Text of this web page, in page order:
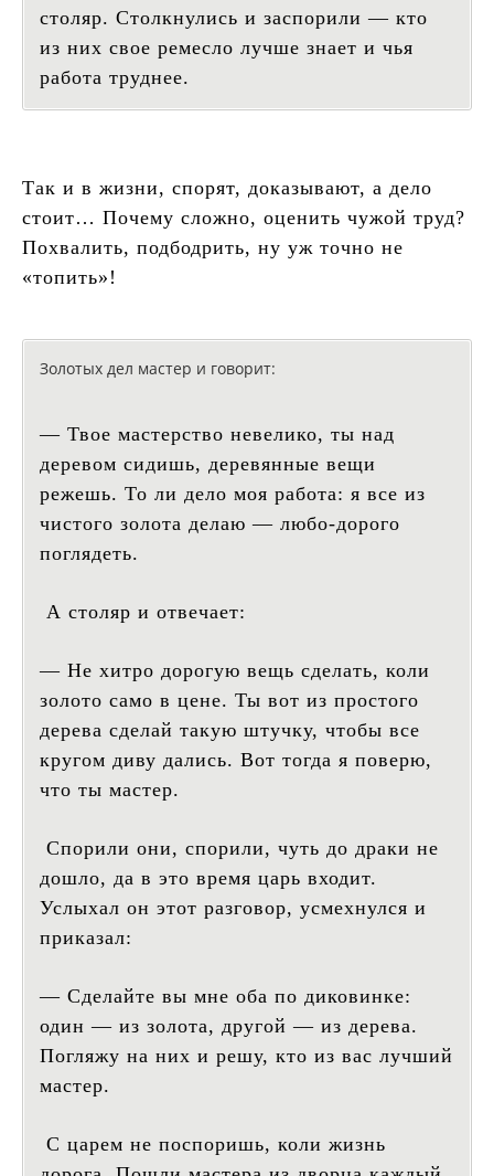
столяр. Столкнулись и заспорили — кто
из них свое ремесло лучше знает и чья
работа труднее.
Так и в жизни, спорят, доказывают, а дело
стоит… Почему сложно, оценить чужой труд?
Похвалить, подбодрить, ну уж точно не
«топить»!
Золотых дел мастер и говорит:
— Твое мастерство невелико, ты над
деревом сидишь, деревянные вещи
режешь. То ли дело моя работа: я все из
чистого золота делаю — любо-дорого
поглядеть.
А столяр и отвечает:
— Не хитро дорогую вещь сделать, коли
золото само в цене. Ты вот из простого
дерева сделай такую штучку, чтобы все
кругом диву дались. Вот тогда я поверю,
что ты мастер.
Спорили они, спорили, чуть до драки не
дошло, да в это время царь входит.
Услыхал он этот разговор, усмехнулся и
приказал:
— Сделайте вы мне оба по диковинке:
один — из золота, другой — из дерева.
Погляжу на них и решу, кто из вас лучший
мастер.
С царем не поспоришь, коли жизнь